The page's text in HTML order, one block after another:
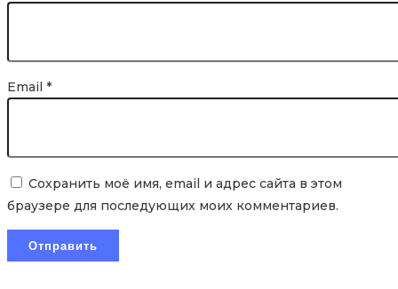
Email *
Сохранить моё имя, email и адрес сайта в этом
браузере для последующих моих комментариев.